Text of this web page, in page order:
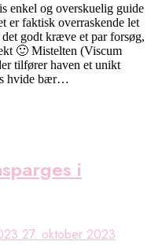
enkel og overskuelig guide
er faktisk overraskende let
godt kræve et par forsøg,
🙂 Mistelten (Viscum
tilfører haven et unikt
hvide bær…
i
27. oktober 2023